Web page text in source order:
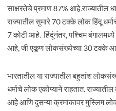
साक्षरतेचे प्रमाण 87% आहे.राज्यातील
राज्यातील सुमारे 70 टक्के लोक हिंदू
7 कोटी आहे. हिंदूंनंतर, पश्चिम बंगालमध्ये
आहे, जी एकूण लोकसंख्येच्या 30 टक्के
भारतातील या राज्यातील बहुतांश
धर्माचे लोक एकोप्याने राहतात.
आहे आणि दुसऱ्या क्रमांकावर मुस्लिम